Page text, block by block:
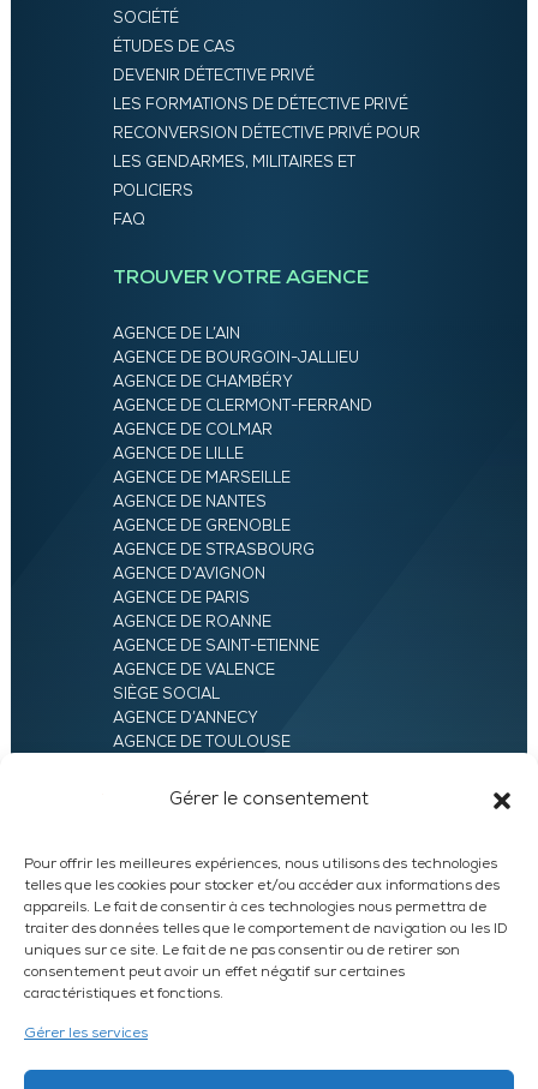
Gérer le consentement
Pour offrir les meilleures expériences, nous utilisons des technologies
telles que les cookies pour stocker et/ou accéder aux informations des
appareils. Le fait de consentir à ces technologies nous permettra de
traiter des données telles que le comportement de navigation ou les ID
uniques sur ce site. Le fait de ne pas consentir ou de retirer son
consentement peut avoir un effet négatif sur certaines
caractéristiques et fonctions.
Gérer les services
SOCIÉTÉ
ÉTUDES DE CAS
DEVENIR DÉTECTIVE PRIVÉ
LES FORMATIONS DE DÉTECTIVE PRIVÉ
RECONVERSION DÉTECTIVE PRIVÉ POUR
LES GENDARMES, MILITAIRES ET
POLICIERS
FAQ
TROUVER VOTRE AGENCE
AGENCE DE L’AIN
AGENCE DE BOURGOIN-JALLIEU
AGENCE DE CHAMBÉRY
AGENCE DE CLERMONT-FERRAND
AGENCE DE COLMAR
AGENCE DE LILLE
AGENCE DE MARSEILLE
AGENCE DE NANTES
AGENCE DE GRENOBLE
AGENCE DE STRASBOURG
AGENCE D’AVIGNON
AGENCE DE PARIS
AGENCE DE ROANNE
AGENCE DE SAINT-ETIENNE
AGENCE DE VALENCE
SIÈGE SOCIAL
AGENCE D’ANNECY
AGENCE DE TOULOUSE
AGENCE D’ORLÉANS